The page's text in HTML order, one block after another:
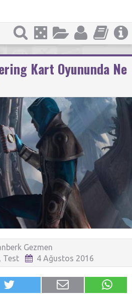
Kart Oyununda Ne
Gezmen
, Test 4 Ağustos 2016